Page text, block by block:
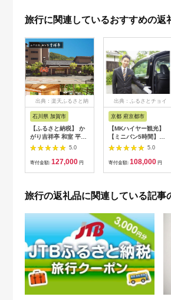
旅行に関連しているおすすめの返
出典：楽天ふるさと納
石川県 加賀市
【ふるさと納税】 か
がり吉祥亭 和室 平日
限定 ペア宿泊券 1泊2
食付 2名 ペア 食事付
温泉 宿泊券 旅行 トラ
5.0
寄付金額: 127,000 円
出典：ふるさとチョイ
京都 府京都市
【MKハイヤー観光】
【ミニバン5時間】ド
ライバーとめぐるとっ
ておきの京都観光（3
／21-6／20・10／1-
5.0
寄付金額: 108,000 円
旅行の返礼品に関連している記事